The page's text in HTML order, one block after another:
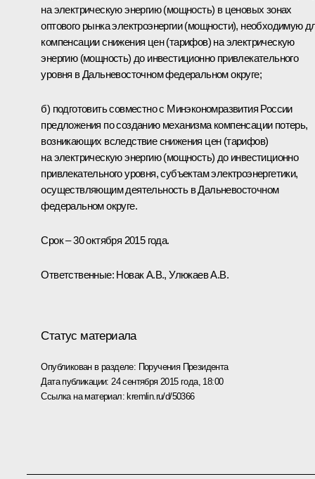
на электрическую энергию (мощность) в ценовых зонах
оптового рынка электроэнергии (мощности), необходимую
компенсации снижения цен (тарифов) на электрическую
энергию (мощность) до инвестиционно привлекательного
уровня в Дальневосточном федеральном округе;
б) подготовить совместно с Минэкономразвития России
предложения по созданию механизма компенсации потерь,
возникающих вследствие снижения цен (тарифов)
на электрическую энергию (мощность) до инвестиционно
привлекательного уровня, субъектам электроэнергетики,
осуществляющим деятельность в Дальневосточном
федеральном округе.
Срок – 30 октября 2015 года.
Ответственные: Новак А.В., Улюкаев А.В.
Статус материала
Опубликован в разделе: Поручения Президента
Дата публикации: 24 сентября 2015 года, 18:00
Ссылка на материал: kremlin.ru/d/50366